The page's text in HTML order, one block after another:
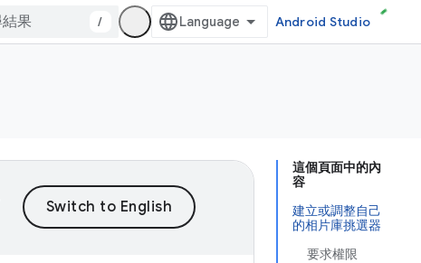
/ Android Studio
這個頁面中的內
容
建立或調整自己
的相片庫挑選器
要求權限